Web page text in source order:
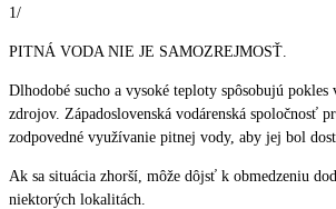
1/
PITNÁ VODA NIE JE SAMOZREJMOSŤ.
Dlhodobé sucho a vysoké teploty spôsobujú pokles
zdrojov. Západoslovenská vodárenská spoločnosť
zodpovedné využívanie pitnej vody, aby jej bol
Ak sa situácia zhorší, môže dôjsť k obmedzeniu
niektorých lokalitách.